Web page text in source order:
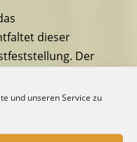
und unseren Service zu
dieser
Der
dann voraus,
wird oder